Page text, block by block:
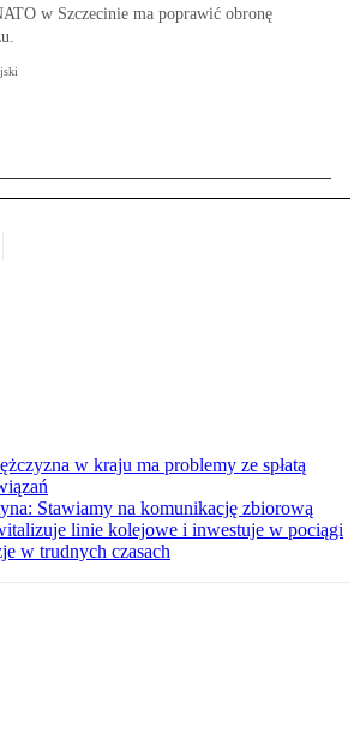
w Szczecinie ma poprawić obronę
w kraju ma problemy ze spłatą
Stawiamy na komunikację zbiorową
linie kolejowe i inwestuje w pociągi
w trudnych czasach